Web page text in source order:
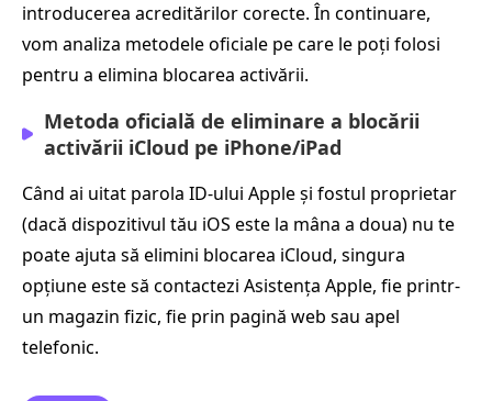
introducerea acreditărilor corecte. În continuare,
vom analiza metodele oficiale pe care le poți folosi
pentru a elimina blocarea activării.
Metoda oficială de eliminare a blocării
activării iCloud pe iPhone/iPad
Când ai uitat parola ID-ului Apple și fostul proprietar
(dacă dispozitivul tău iOS este la mâna a doua) nu te
poate ajuta să elimini blocarea iCloud, singura
opțiune este să contactezi Asistența Apple, fie printr-
un magazin fizic, fie prin pagină web sau apel
telefonic.